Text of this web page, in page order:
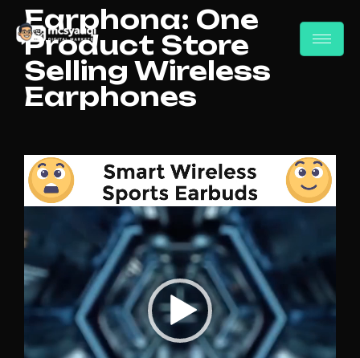
Earphona: One
Product Store
Selling Wireless
Earphones
Pemutar
Video